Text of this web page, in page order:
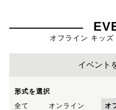
オフライン キッ
イベント
形式を選択
全て
オンライン オ